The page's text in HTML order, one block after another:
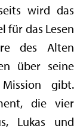
wird das
für das Lesen
des Alten
über seine
gibt.
die vier
Lukas und